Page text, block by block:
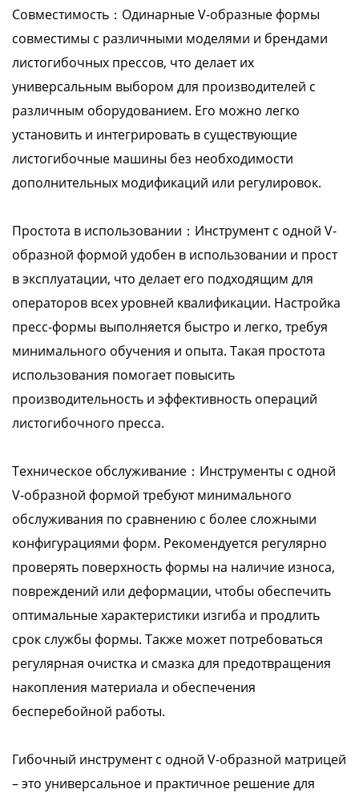
Совместимость：Одинарные V-образные формы
совместимы с различными моделями и брендами
листогибочных прессов, что делает их
универсальным выбором для производителей с
различным оборудованием. Его можно легко
установить и интегрировать в существующие
листогибочные машины без необходимости
дополнительных модификаций или регулировок.
Простота в использовании：Инструмент с одной V-
образной формой удобен в использовании и прост
в эксплуатации, что делает его подходящим для
операторов всех уровней квалификации. Настройка
пресс-формы выполняется быстро и легко, требуя
минимального обучения и опыта. Такая простота
использования помогает повысить
производительность и эффективность операций
листогибочного пресса.
Техническое обслуживание：Инструменты с одной
V-образной формой требуют минимального
обслуживания по сравнению с более сложными
конфигурациями форм. Рекомендуется регулярно
проверять поверхность формы на наличие износа,
повреждений или деформации, чтобы обеспечить
оптимальные характеристики изгиба и продлить
срок службы формы. Также может потребоваться
регулярная очистка и смазка для предотвращения
накопления материала и обеспечения
бесперебойной работы.
Гибочный инструмент с одной V-образной матрицей
– это универсальное и практичное решение для